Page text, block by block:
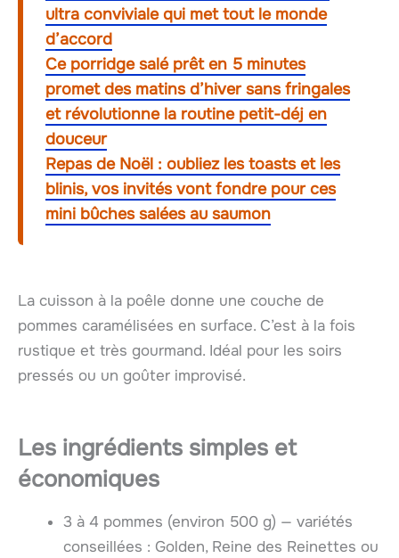
ultra conviviale qui met tout le monde
d’accord
Ce porridge salé prêt en 5 minutes
promet des matins d’hiver sans fringales
et révolutionne la routine petit-déj en
douceur
Repas de Noël : oubliez les toasts et les
blinis, vos invités vont fondre pour ces
mini bûches salées au saumon
La cuisson à la poêle donne une couche de
pommes caramélisées en surface. C’est à la fois
rustique et très gourmand. Idéal pour les soirs
pressés ou un goûter improvisé.
Les ingrédients simples et
économiques
3 à 4 pommes (environ 500 g) — variétés
conseillées : Golden, Reine des Reinettes ou